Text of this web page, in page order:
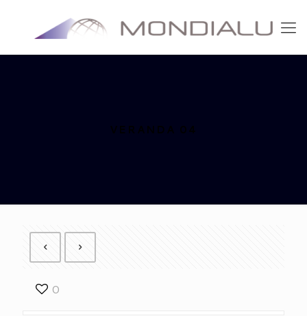
VERANDA 04
0